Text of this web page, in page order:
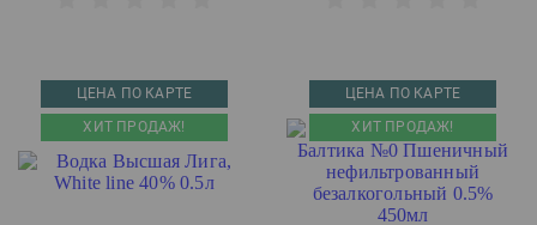
ЦЕНА ПО КАРТЕ
ХИТ ПРОДАЖ!
ЦЕНА ПО КАРТЕ
ХИТ ПРОДАЖ!